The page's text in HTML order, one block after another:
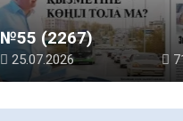
№55 (2267)
25.07.2026